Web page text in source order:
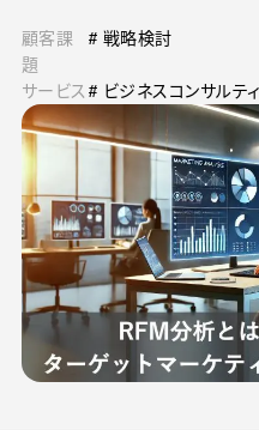
顧客課
題
# 戦略検討
サービス # ビジネスコンサルテ